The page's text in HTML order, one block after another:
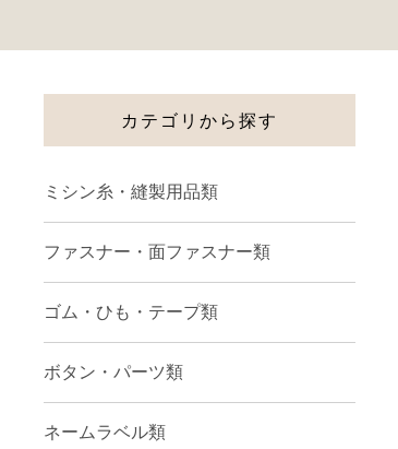
カテゴリから探す
ミシン糸・縫製用品類
ファスナー・面ファスナー類
ゴム・ひも・テープ類
ボタン・パーツ類
ネームラベル類